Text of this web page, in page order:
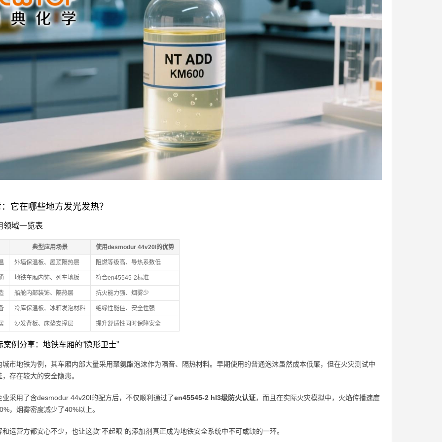
它在哪些地方发光发热？
领域一览表
典型应用场景 使用desmodur 44v20l的优势
外墙保温板、屋顶隔热层 阻燃等级高、导热系数低
地铁车厢内饰、列车地板 符合en45545-2标准
船舱内部装饰、隔热层 抗火能力强、烟雾少
冷库保温板、冰箱发泡材料 绝缘性能佳、安全性强
沙发背板、床垫支撑层 提升舒适性同时保障安全
案例分享：地铁车厢的“隐形卫士”
城市地铁为例，其车厢内部大量采用聚氨酯泡沫作为隔音、隔热材料。早期使用的普通泡沫虽然成本低廉，但在火灾测试中
存在较大的安全隐患。
业采用了含desmodur 44v20l的配方后，不仅顺利通过了en45545-2 hl3级防火认证，而且在实际火灾模拟中，火焰传播速度
，烟雾密度减少了40%以上。
和运营方都安心不少，也让这款“不起眼”的添加剂真正成为地铁安全系统中不可或缺的一环。